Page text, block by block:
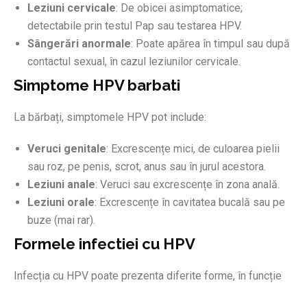
Leziuni cervicale: De obicei asimptomatice;
detectabile prin testul Pap sau testarea HPV.
Sângerări anormale: Poate apărea în timpul sau după
contactul sexual, în cazul leziunilor cervicale.
Simptome HPV barbati
La bărbați, simptomele HPV pot include:
Veruci genitale: Excrescențe mici, de culoarea pielii
sau roz, pe penis, scrot, anus sau în jurul acestora.
Leziuni anale: Veruci sau excrescențe în zona anală.
Leziuni orale: Excrescențe în cavitatea bucală sau pe
buze (mai rar).
Formele infectiei cu HPV
Infecția cu HPV poate prezenta diferite forme, în funcție